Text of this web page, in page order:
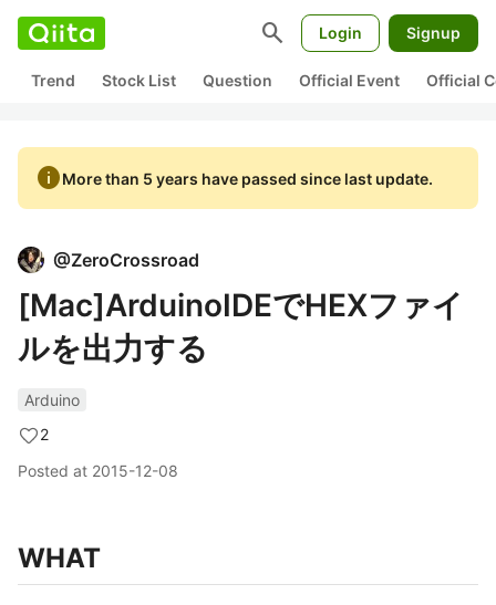
search Login Signup
Trend Stock List Question Official Event Official
infoMore than 5 years have passed since last update.
@ZeroCrossroad
[Mac]ArduinoIDEでHEXファイ
ルを出力する
Arduino
2
Posted at 2015-12-08
WHAT